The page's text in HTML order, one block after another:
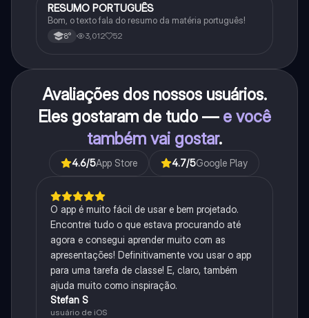
Português
RESUMO PORTUGUÊS
Bom, o texto fala do resumo da matéria português!
8° 3,012 52
Avaliações dos nossos usuários.
Eles gostaram de tudo — e você
também vai gostar.
4.6/5App Store 4.7/5Google Play
O app é muito fácil de usar e bem projetado.
Encontrei tudo o que estava procurando até
agora e consegui aprender muito com as
apresentações! Definitivamente vou usar o app
para uma tarefa de classe! E, claro, também
ajuda muito como inspiração.
Stefan S
usuário de iOS